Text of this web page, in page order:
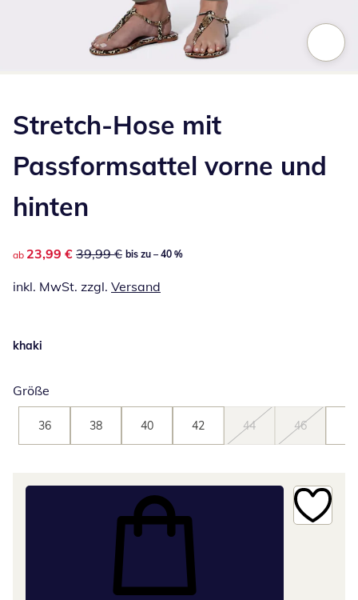
Stretch-Hose mit
Passformsattel vorne und
hinten
reduzierter Preis 23,99 €, vorheriger Preis: 39,99 €
ab 23,99 € 39,99 € bis zu – 40 %
inkl. MwSt. zzgl. Versand
khaki
Größe
36 38 40 42 44 46